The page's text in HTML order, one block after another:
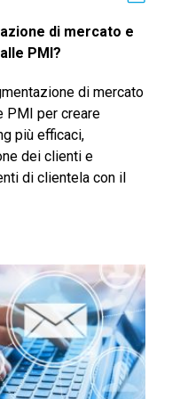
di mercato e
PMI?
di mercato
PMI per creare
più efficaci,
dei clienti e
di clientela con il